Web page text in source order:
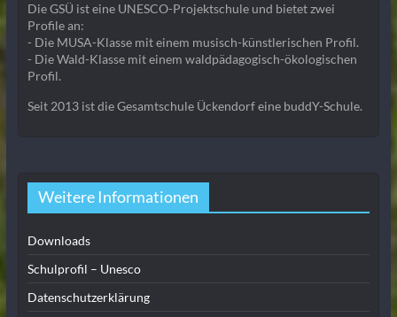
Die GSÜ ist eine UNESCO-Projektschule und bietet zwei
Profile an:
- Die MUSA-Klasse mit einem musisch-künstlerischen Profil.
- Die Wald-Klasse mit einem waldpädagogisch-ökologischen
Profil.
Seit 2013 ist die Gesamtschule Ückendorf eine buddY-Schule.
Weitere Informationen
Downloads
Schulprofil – Unesco
Datenschutzerklärung